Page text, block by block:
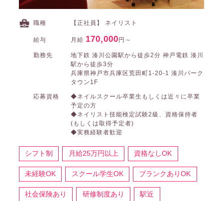
職種 【正社員】 ネイリスト
給与 月給 170,000 円～
勤務先
地下鉄 湊川公園駅から徒歩2分 神戸電鉄 湊川
駅から徒歩3分
兵庫県神戸市兵庫区荒田町1-20-1 湊川パーク
タウン1F
応募資格
◆ネイルスクール卒業生もしくは近々に卒業
予定の方
◆ネイリスト技能検定試験2級、資格保持者
(もしくは取得予定者)
◆実務経験者歓迎
シフト制 月給25万円以上 資格なしOK
未経験OK スクール学生OK ブランクありOK
社会保険あり 研修制度あり 駅近